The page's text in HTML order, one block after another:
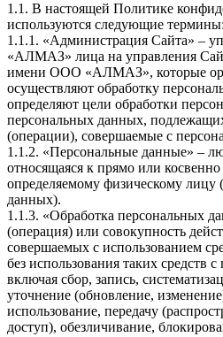
1.1. В настоящей Политике
используются следующие термины:
1.1.1. «Администрация Сайта» –
«АЛМАЗ» лица на управления
имени ООО «АЛМАЗ», которые
осуществляют обработку
определяют цели обработки
персональных данных,
(операции), совершаемые с
1.1.2. «Персональные данные» –
относящаяся к прямо или
определяемому физическому лицу
данных).
1.1.3. «Обработка персональных
(операция) или совокупность
совершаемых с использованием
без использования таких средств
включая сбор, запись,
уточнение (обновление,
использование, передачу
доступ), обезличивание,